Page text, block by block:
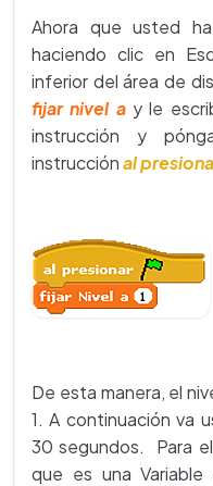
Ahora que usted
haciendo clic en
inferior del área de
fijar nivel a y le
instrucción y
instrucciónal
De esta manera, el
1. A continuación va
30 segundos. Para
que es una